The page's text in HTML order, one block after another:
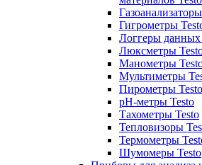
Гигрометры
Логгеры данных
Люксметры
Манометры
Мультиметры
Пирометры Testo
pH-метры Testo
Тахометры Testo
Тепловизоры
Термометры
Шумомеры Testo